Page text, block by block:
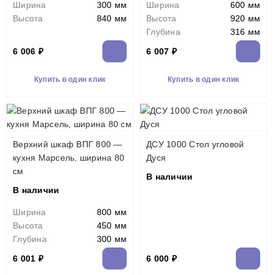
Ширина
300 мм
Высота
840 мм
6 006 ₽
Купить в один клик
Ширина
600 мм
Высота
920 мм
Глубина
316 мм
6 007 ₽
Купить в один клик
Верхний шкаф ВПГ 800 —
кухня Марсель, ширина 80
см
В наличии
Ширина
800 мм
Высота
450 мм
Глубина
300 мм
6 001 ₽
ДСУ 1000 Стол угловой
Дуся
В наличии
6 000 ₽